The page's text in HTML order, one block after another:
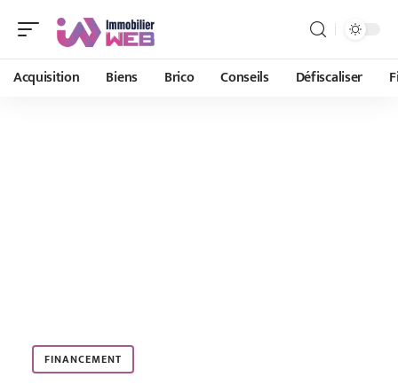
Acquisition Biens Brico Conseils Défiscaliser
FINANCEMENT